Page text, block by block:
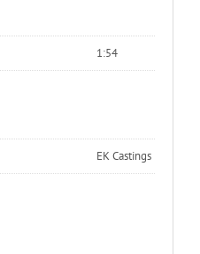
1:54
EK Castings